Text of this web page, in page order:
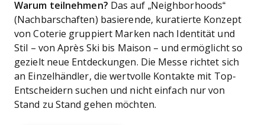
Warum teilnehmen? Das auf „Neighborhoods“
(Nachbarschaften) basierende, kuratierte Konzept
von Coterie gruppiert Marken nach Identität und
Stil – von Après Ski bis Maison – und ermöglicht so
gezielt neue Entdeckungen. Die Messe richtet sich
an Einzelhändler, die wertvolle Kontakte mit Top-
Entscheidern suchen und nicht einfach nur von
Stand zu Stand gehen möchten.